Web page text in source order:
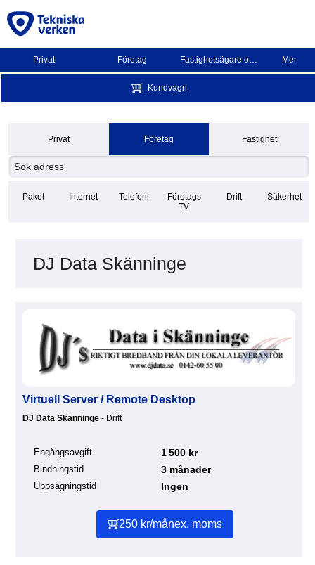
Privat Företag Fastighetsägare och BRF Mer
Kundvagn
Privat Företag Fastighet
Paket Internet Telefoni
Företags
TV
Drift Säkerhet
DJ Data Skänninge
Virtuell Server / Remote Desktop
DJ Data Skänninge - Drift
Engångsavgift 1 500 kr
Bindningstid 3 månader
Uppsägningstid Ingen
250 kr/månex. moms